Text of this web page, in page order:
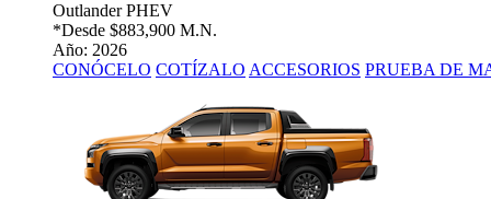
Outlander PHEV
*Desde $883,900 M.N.
Año: 2026
CONÓCELO COTÍZALO ACCESORIOS PRUEBA DE